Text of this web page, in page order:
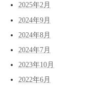
2025年2月
2024年9月
2024年8月
2024年7月
2023年10月
2022年6月